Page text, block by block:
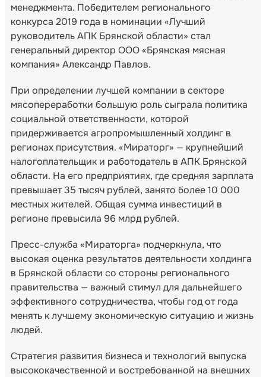
менеджмента. Победителем регионального
конкурса 2019 года в номинации «Лучший
руководитель АПК Брянской области» стал
генеральный директор ООО «Брянская мясная
компания» Александр Павлов.
При определении лучшей компании в секторе
мясопереработки большую роль сыграла политика
социальной ответственности, которой
придерживается агропромышленный холдинг в
регионах присутствия. «Мираторг» — крупнейший
налогоплательщик и работодатель в АПК Брянской
области. На его предприятиях, где средняя зарплата
превышает 35 тысяч рублей, занято более 10 000
местных жителей. Общая сумма инвестиций в
регионе превысила 96 млрд рублей.
Пресс-служба «Мираторга» подчеркнула, что
высокая оценка результатов деятельности холдинга
в Брянской области со стороны регионального
правительства — важный стимул для дальнейшего
эффективного сотрудничества, чтобы год от года
менять к лучшему экономическую ситуацию и жизнь
людей.
Стратегия развития бизнеса и технологий выпуска
высококачественной и востребованной на внешних